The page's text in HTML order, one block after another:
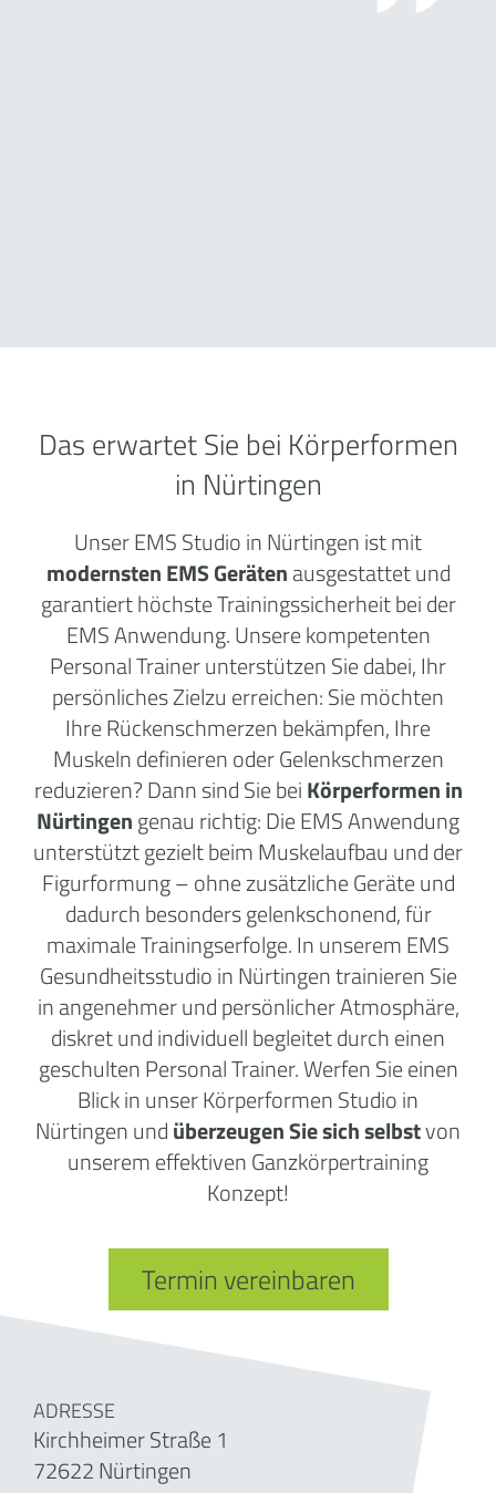
Das erwartet Sie bei Körperformen
in Nürtingen
Unser EMS Studio in Nürtingen ist mit
modernsten EMS Gerätenausgestattet und
garantiert höchste Trainingssicherheit bei der
EMS Anwendung. Unsere kompetenten
Personal Trainer unterstützen Sie dabei, Ihr
persönliches Zielzu erreichen: Sie möchten
Ihre Rückenschmerzen bekämpfen, Ihre
Muskeln definieren oder Gelenkschmerzen
reduzieren? Dann sind Sie beiKörperformen in
Nürtingengenau richtig: Die EMS Anwendung
unterstützt gezielt beim Muskelaufbau und der
Figurformung – ohne zusätzliche Geräte und
dadurch besonders gelenkschonend, für
maximale Trainingserfolge. In unserem EMS
Gesundheitsstudio in Nürtingen trainieren Sie
in angenehmer und persönlicher Atmosphäre,
diskret und individuell begleitet durch einen
geschulten Personal Trainer. Werfen Sie einen
Blick in unser Körperformen Studio in
Nürtingen undüberzeugen Sie sich selbstvon
unserem effektiven Ganzkörpertraining
Konzept!
Termin vereinbaren
ADRESSE
Kirchheimer Straße 1
72622 Nürtingen